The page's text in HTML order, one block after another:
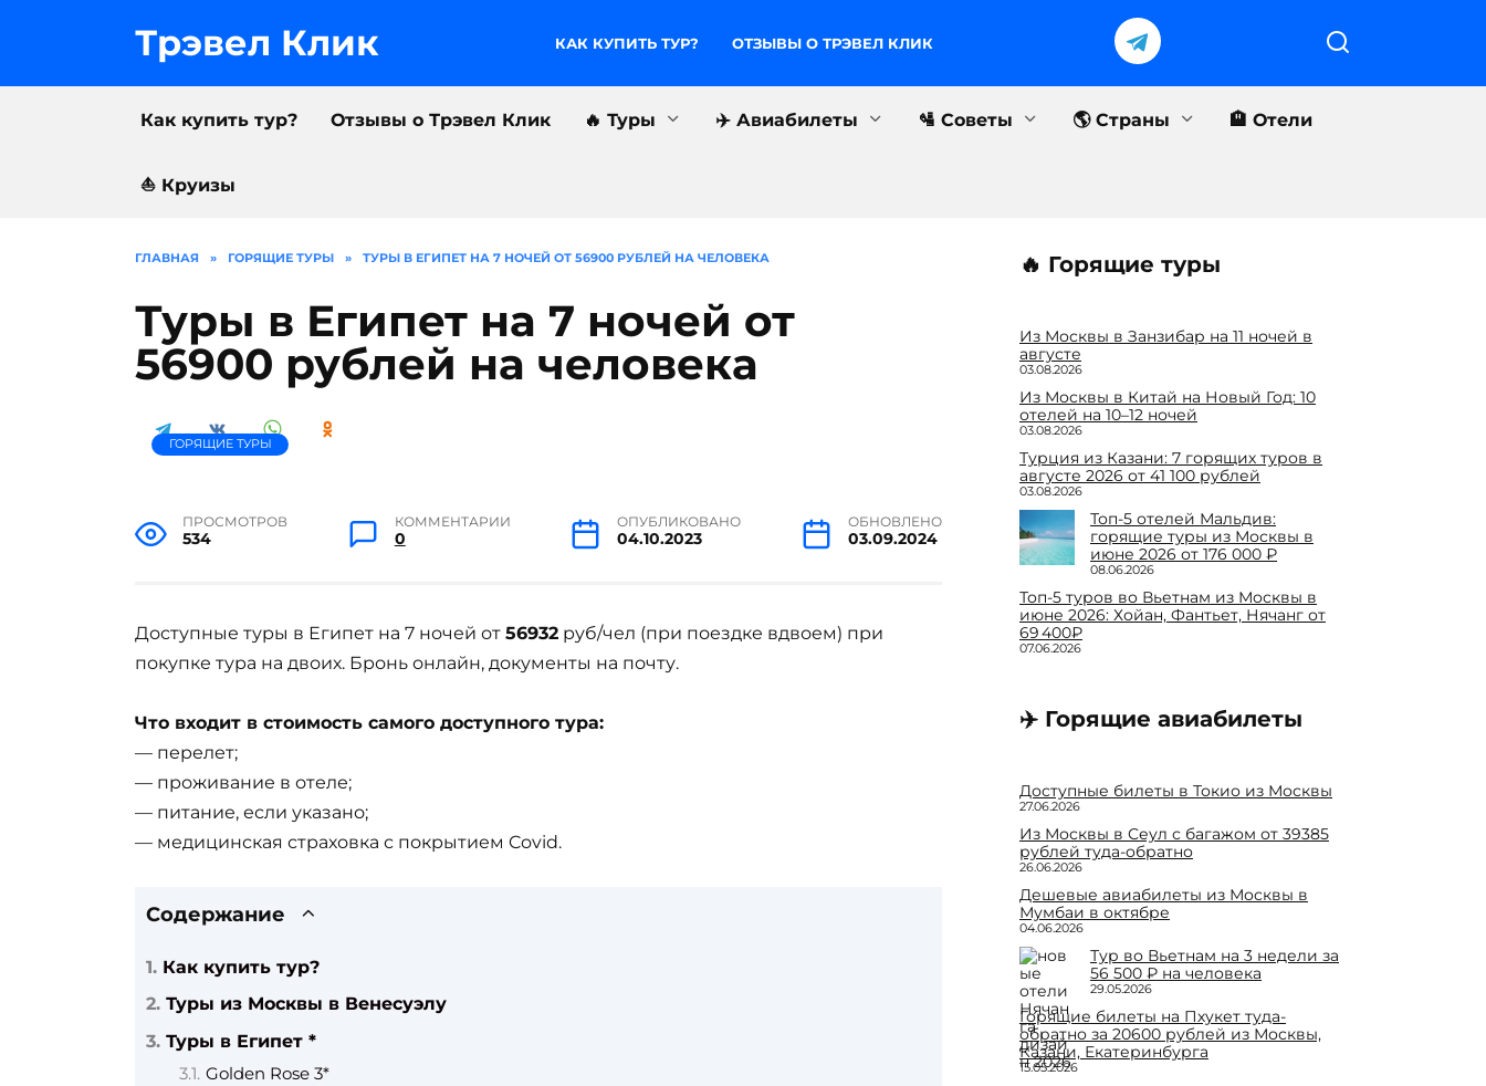
Трэвел Клик КАК КУПИТЬ ТУР? ОТЗЫВЫ О ТРЭВЕЛ КЛИК
Как купить тур? Отзывы о Трэвел Клик 🔥 Туры ✈️ Авиабилеты 🛂 Советы 🌎 Страны 🏨 Отели
⛵️ Круизы
ГЛАВНАЯ » ГОРЯЩИЕ ТУРЫ » ТУРЫ В ЕГИПЕТ НА 7 НОЧЕЙ ОТ 56900 РУБЛЕЙ НА ЧЕЛОВЕКА
Туры в Египет на 7 ночей от
56900 рублей на человека
ГОРЯЩИЕ ТУРЫ
ПРОСМОТРОВ
534
КОММЕНТАРИИ
0
ОПУБЛИКОВАНО
04.10.2023
ОБНОВЛЕНО
03.09.2024
Доступные туры в Египет на 7 ночей от 56932 руб/чел (при поездке вдвоем) при
покупке тура на двоих. Бронь онлайн, документы на почту.
Что входит в стоимость самого доступного тура:
— перелет;
— проживание в отеле;
— питание, если указано;
— медицинская страховка с покрытием Covid.
Содержание
Как купить тур?
Туры из Москвы в Венесуэлу
Туры в Египет *
Golden Rose 3*
🔥 Горящие туры
Из Москвы в Занзибар на 11 ночей в
августе
03.08.2026
Из Москвы в Китай на Новый Год: 10
отелей на 10–12 ночей
03.08.2026
Турция из Казани: 7 горящих туров в
августе 2026 от 41 100 рублей
03.08.2026
Топ-5 отелей Мальдив:
горящие туры из Москвы в
июне 2026 от 176 000 ₽
08.06.2026
Топ-5 туров во Вьетнам из Москвы в
июне 2026: Хойан, Фантьет, Нячанг от
69 400₽
07.06.2026
✈️ Горящие авиабилеты
Доступные билеты в Токио из Москвы
27.06.2026
Из Москвы в Сеул с багажом от 39385
рублей туда-обратно
26.06.2026
Дешевые авиабилеты из Москвы в
Мумбаи в октябре
04.06.2026
Тур во Вьетнам на 3 недели за
56 500 ₽ на человека
29.05.2026
Горящие билеты на Пхукет туда-
обратно за 20600 рублей из Москвы,
Казани, Екатеринбурга
15.05.2026